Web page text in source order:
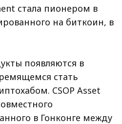
стала пионером в
на биткоин, в
появляются в
стать
CSOP Asset
в Гонконге между